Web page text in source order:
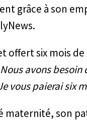
grâce à son
offert six mois de
avons besoin
vous paierai six
maternité, son